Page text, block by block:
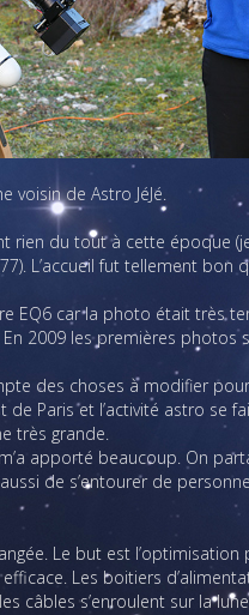
voisin de Astro JéJé.
du tout à cette époque
L’accueil fut tellement bon
EQ6 car la photo était très
2009 les premières
des choses à modifier
de Paris et l’activité astro se
très grande.
apporté beaucoup. On
de s’entourer de
Le but est
Les boitiers
câbles s’enroulent sur la